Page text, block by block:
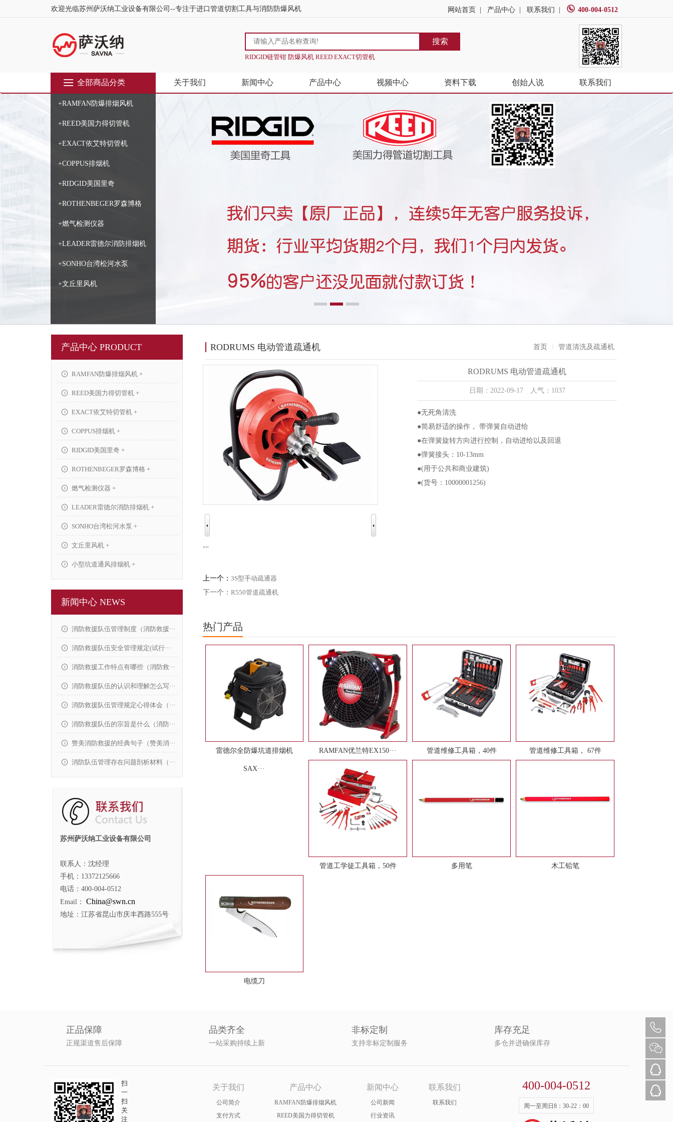
欢迎光临苏州萨沃纳工业设备有限公司--专注于进口管道切割工具与消防防爆风机 网站首页 产品中心 联系我们 400-004-0512
搜索
RIDGID链管钳 防爆风机 REED EXACT切管机
全部商品分类
+RAMFAN防爆排烟风机
+REED美国力得切管机
+EXACT依艾特切管机
+COPPUS排烟机
+RIDGID美国里奇
+ROTHENBEGER罗森博格
+燃气检测仪器
+LEADER雷德尔消防排烟机
+SONHO台湾松河水泵
+文丘里风机
关于我们 新闻中心 产品中心 视频中心 资料下载 创始人说 联系我们
产品中心 PRODUCT
RAMFAN防爆排烟风机 +
REED美国力得切管机 +
EXACT依艾特切管机 +
COPPUS排烟机 +
RIDGID美国里奇 +
ROTHENBEGER罗森博格 +
燃气检测仪器 +
LEADER雷德尔消防排烟机 +
SONHO台湾松河水泵 +
文丘里风机 +
小型坑道通风排烟机 +
新闻中心 NEWS
消防救援队伍管理制度（消防救援···
消防救援队伍安全管理规定(试行···
消防救援工作特点有哪些（消防救···
消防救援队伍的认识和理解怎么写···
消防救援队伍管理规定心得体会（···
消防救援队伍的宗旨是什么（消防···
赞美消防救援的经典句子（赞美消···
消防队伍管理存在问题剖析材料（···
苏州萨沃纳工业设备有限公司
联系人：沈经理
手机：13372125666
电话：400-004-0512
Email：
China@swn.cn
地址：江苏省昆山市庆丰西路555号
RODRUMS 电动管道疏通机 首页 管道清洗及疏通机
RODRUMS 电动管道疏通机
日期：2022-09-17 人气：1037
●无死角清洗
●简易舒适的操作， 带弹簧自动进给
●在弹簧旋转方向进行控制，自动进给以及回退
●弹簧接头：10-13mm
●(用于公共和商业建筑)
●(货号：10000001256)
""
上一个： 3S型手动疏通器
下一个： R550管道疏通机
热门产品
雷德尔全防爆坑道排烟机
SAX···
RAMFAN优兰特EX150··· 管道维修工具箱，40件 管道维修工具箱， 67件
管道工学徒工具箱，50件 多用笔 木工铅笔
电缆刀
正品保障
正规渠道售后保障
品类齐全
一站采购持续上新
非标定制
支持非标定制服务
库存充足
多仓并进确保库存
扫
一
扫
关
注
关于我们
公司简介
支付方式
产品中心
RAMFAN防爆排烟风机
REED美国力得切管机
新闻中心
公司新闻
行业资讯
联系我们
联系我们
400-004-0512
周一至周日8：30-22：00